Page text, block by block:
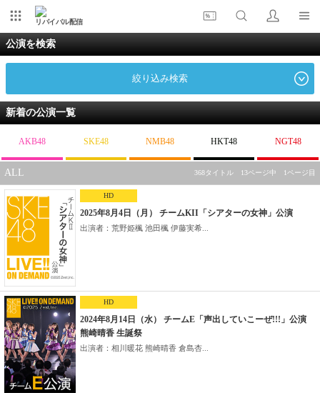
リバイバル配信
公演を検索
絞り込み検索
新着の公演一覧
AKB48 SKE48 NMB48 HKT48 NGT48
ALL 368タイトル 13ページ中 1ページ目
HD
2025年8月4日（月） チームKII「シアターの女神」公演
出演者：荒野姫楓 池田楓 伊藤実希...
HD
2024年8月14日（水） チームE「声出していこーぜ!!!」公演
熊崎晴香 生誕祭
出演者：相川暖花 熊崎晴香 倉島杏...